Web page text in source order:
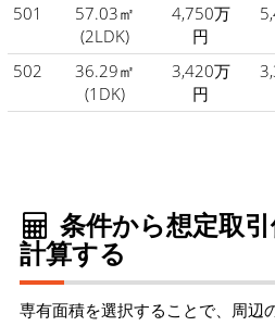
501
57.03㎡
(2LDK)
4,750万
円
502
36.29㎡
(1DK)
3,420万
円
条件から想定取
計算する
専有面積を選択することで、周辺